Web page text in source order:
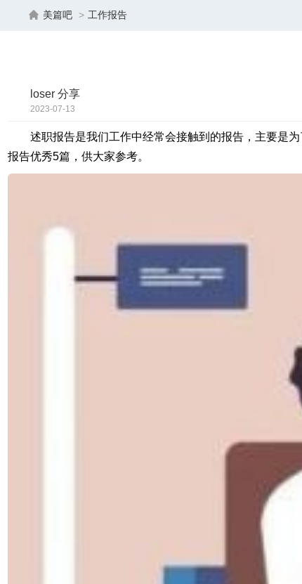
美篇吧 > 工作报告
loser 分享
2023-07-13
述职报告是我们工作中经常会接触到的报告，主要是
报告优秀5篇，供大家参考。